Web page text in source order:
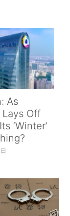
As
Off
‘Winter’